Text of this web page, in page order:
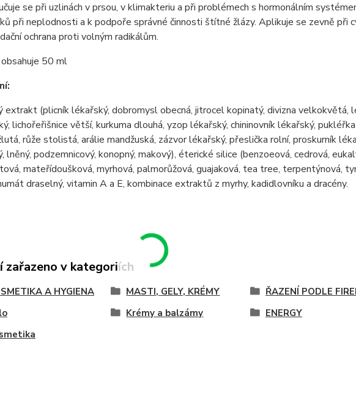
se při uzlinách v prsou, v klimakteriu a při problémech s hormonálním
při neplodnosti a k podpoře správné činnosti štítné žlázy. Aplikuje se zevně při
ochrana proti volným radikálům.
50 ml
extrakt (plicník lékařský, dobromysl obecná, jitrocel kopinatý, divizna velkokvětá,
lichořeřišnice větší, kurkuma dlouhá, yzop lékařský, chininovník lékařský,
růže stolistá, arálie mandžuská, zázvor lékařský, přeslička rolní, proskurník
lněný, podzemnicový, konopný, makový), éterické silice (benzoeová, cedrová,
mateřídoušková, myrhová, palmorůžová, guajaková, tea tree, terpentýnová,
draselný, vitamin A a E, kombinace extraktů z myrhy, kadidlovníku a dracény.
zařazeno v kategoriích
A HYGIENA MASTI, GELY, KRÉMY ŘAZENÍ PODLE
Krémy a balzámy ENERGY